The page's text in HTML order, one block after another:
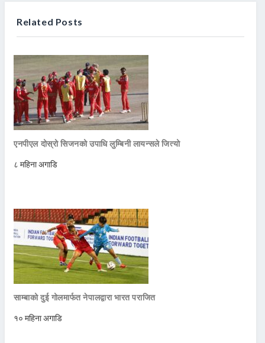
Related Posts
एनपीएल दोस्रो सिजनको उपाधि लुम्बिनी लायन्सले जित्यो
८ महिना अगाडि
साम्बाको दुई गोलमार्फत नेपालद्वारा भारत पराजित
१० महिना अगाडि